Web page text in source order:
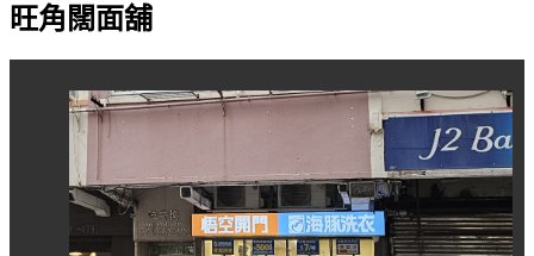
旺角闊面舖